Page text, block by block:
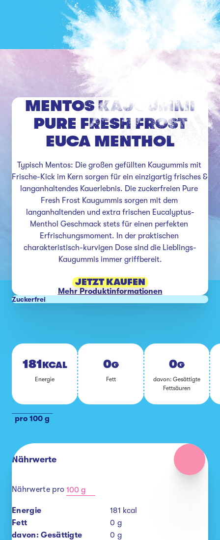
MENTOS KAUGUMMI
PURE FRESH FROST
EUCA MENTHOL
Typisch Mentos: Die großen gefüllten Kaugummis mit
Frische-Kick im Kern sorgen für ein einzigartig frisches &
langanhaltendes Kauerlebnis. Die zuckerfreien Pure
Fresh Frost Kaugummis sorgen mit dem
langanhaltenden und extra frischen Eucalyptus-
Menthol Geschmack stets für einen perfekten
Erfrischungsmoment. In der praktischen
charakteristisch-kurvigen Dose sind die Lieblings-
Kaugummis immer griffbereit.
JETZT KAUFEN
Mehr Produktinformationen
Zuckerfrei
181 KCAL
En­er­gie
0G
Fett
0G
da­von: Ge­sät­tig­te
Fett­säu­ren
pro 100 g
Nährwerte
Nährwerte pro 100 g
Energie 181 kcal
Fett
0 g
davon: Gesättigte
0 g